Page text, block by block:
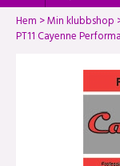
Hem >Min klubbshop
PT11 Cayenne